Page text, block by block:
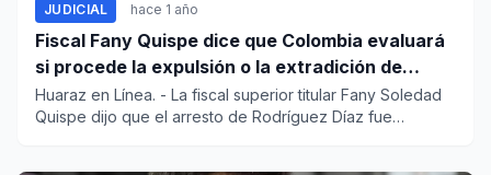
JUDICIAL hace 1 año
Fiscal Fany Quispe dice que Colombia evaluará
si procede la expulsión o la extradición de
"Cuchillo"
Huaraz en Línea. - La fiscal superior titular Fany Soledad
Quispe dijo que el arresto de Rodríguez Díaz fue